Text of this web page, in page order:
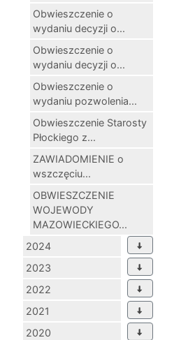
Obwieszczenie o
wydaniu decyzji o...
Obwieszczenie o
wydaniu decyzji o...
Obwieszczenie o
wydaniu pozwolenia...
Obwieszczenie Starosty
Płockiego z...
ZAWIADOMIENIE o
wszczęciu...
OBWIESZCZENIE
WOJEWODY
MAZOWIECKIEGO...
2024
2023
2022
2021
2020